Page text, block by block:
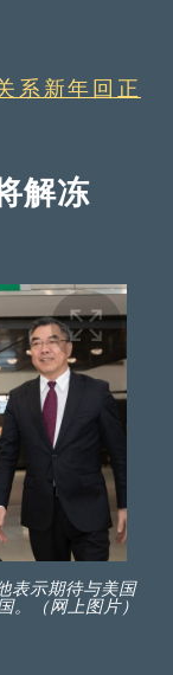
系新年回正
解冻
表示期待与美国
。（网上图片）